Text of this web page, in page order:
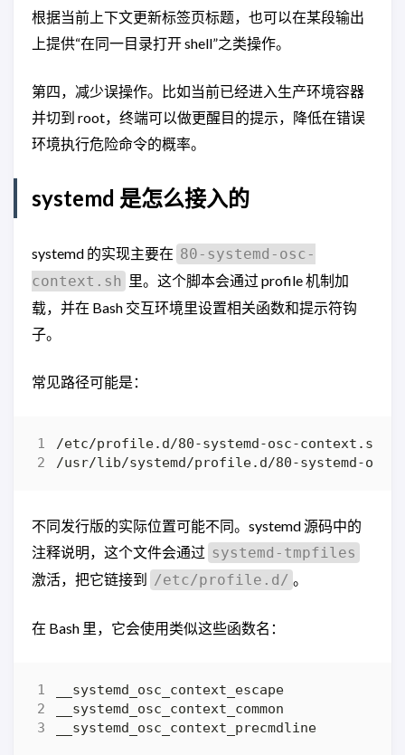
根据当前上下文更新标签页标题，也可以在某段输出
上提供“在同一目录打开 shell”之类操作。
第四，减少误操作。比如当前已经进入生产环境容器
并切到 root，终端可以做更醒目的提示，降低在错误
环境执行危险命令的概率。
systemd 是怎么接入的
systemd 的实现主要在 80-systemd-osc-
context.sh 里。这个脚本会通过 profile 机制加
载，并在 Bash 交互环境里设置相关函数和提示符钩
子。
常见路径可能是：
不同发行版的实际位置可能不同。systemd 源码中的
注释说明，这个文件会通过 systemd-tmpfiles
激活，把它链接到 /etc/profile.d/ 。
在 Bash 里，它会使用类似这些函数名：